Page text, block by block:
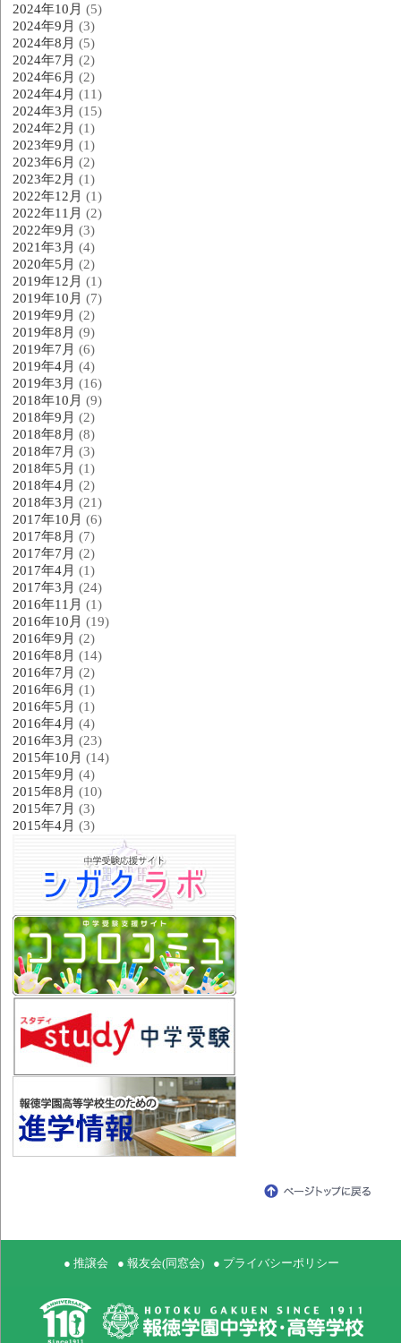
2024年10月 (5)
2024年9月 (3)
2024年8月 (5)
2024年7月 (2)
2024年6月 (2)
2024年4月 (11)
2024年3月 (15)
2024年2月 (1)
2023年9月 (1)
2023年6月 (2)
2023年2月 (1)
2022年12月 (1)
2022年11月 (2)
2022年9月 (3)
2021年3月 (4)
2020年5月 (2)
2019年12月 (1)
2019年10月 (7)
2019年9月 (2)
2019年8月 (9)
2019年7月 (6)
2019年4月 (4)
2019年3月 (16)
2018年10月 (9)
2018年9月 (2)
2018年8月 (8)
2018年7月 (3)
2018年5月 (1)
2018年4月 (2)
2018年3月 (21)
2017年10月 (6)
2017年8月 (7)
2017年7月 (2)
2017年4月 (1)
2017年3月 (24)
2016年11月 (1)
2016年10月 (19)
2016年9月 (2)
2016年8月 (14)
2016年7月 (2)
2016年6月 (1)
2016年5月 (1)
2016年4月 (4)
2016年3月 (23)
2015年10月 (14)
2015年9月 (4)
2015年8月 (10)
2015年7月 (3)
2015年4月 (3)
● 推譲会 ● 報友会(同窓会) ● プライバシーポリシー